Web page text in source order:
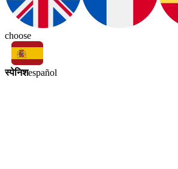
choose
स्पेनिशespañol